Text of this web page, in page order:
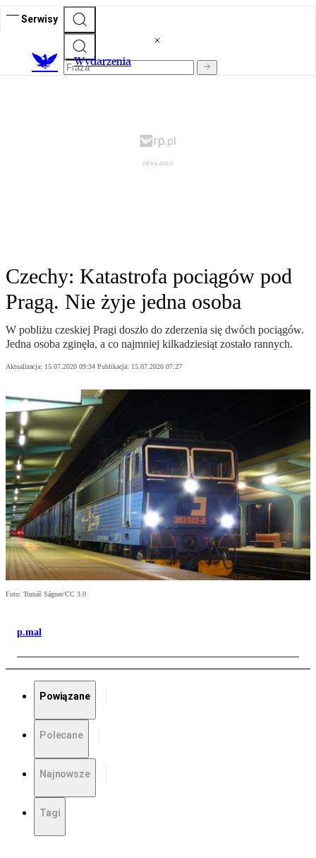
Serwisy
Wydarzenia
Czechy: Katastrofa pociągów pod
Pragą. Nie żyje jedna osoba
W pobliżu czeskiej Pragi doszło do zderzenia się dwóch pociągów.
Jedna osoba zginęła, a co najmniej kilkadziesiąt zostało rannych.
Aktualizacja: 15.07.2020 09:34 Publikacja: 15.07.2020 07:27
Foto: Tomáš Ságner/CC 3.0
p.mal
Powiązane
Polecane
Najnowsze
Tagi